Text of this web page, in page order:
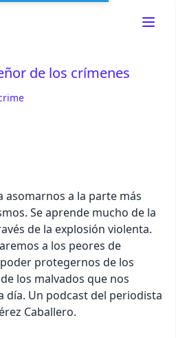
policies
de los crímenes
asomarnos a la parte más
Se aprende mucho de la
de la explosión violenta.
a los peores de
protegernos de los
los malvados que nos
día. Un podcast del periodista
Caballero.
Cancel